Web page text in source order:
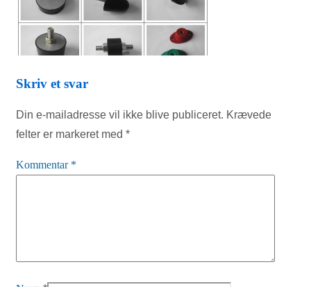
Skriv et svar
Din e-mailadresse vil ikke blive publiceret. Krævede
felter er markeret med *
Kommentar *